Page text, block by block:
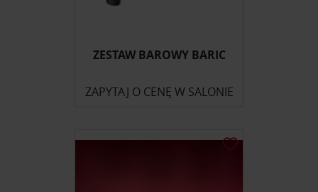
ZESTAW BAROWY BARIC
ZAPYTAJ O CENĘ W SALONIE